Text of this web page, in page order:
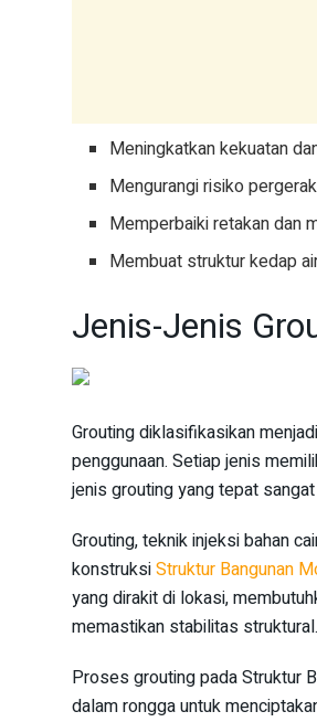
Meningkatkan kekuatan
Mengurangi risiko
Memperbaiki retakan dan
Membuat struktur kedap
Jenis-Jenis
Grouting diklasifikasikan
penggunaan. Setiap jenis
jenis grouting yang tepat
Grouting, teknik injeksi bahan
konstruksiStruktur Bangunan
yang dirakit di lokasi,
memastikan stabilitas struktural.
Proses grouting pada Struktur
dalam rongga untuk